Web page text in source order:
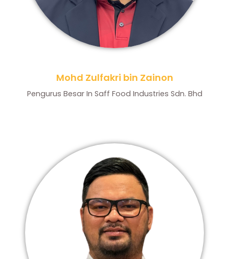
Mohd Zulfakri bin Zainon
Pengurus Besar In Saff Food Industries Sdn. Bhd